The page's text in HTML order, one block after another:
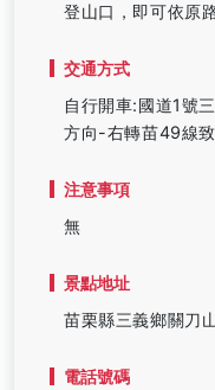
登山口，即可依原
交通方式
自行開車:國道1號
方向-右轉苗49線致
注意事項
無
景點地址
苗栗縣三義鄉關刀
電話號碼